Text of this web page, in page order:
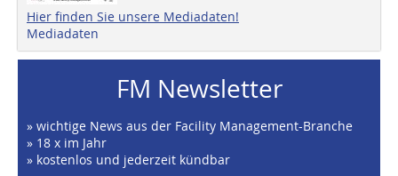
Hier finden Sie unsere Mediadaten!
Mediadaten
FM Newsletter
» wichtige News aus der Facility Management-Branche
» 18 x im Jahr
» kostenlos und jederzeit kündbar